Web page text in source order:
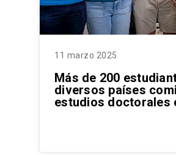
11 marzo 2025
Más de 200
diversos países
estudios doctorales